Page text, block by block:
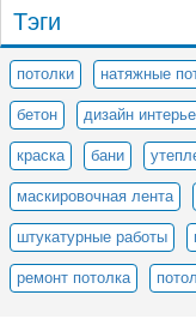
Тэги
потолки натяжные
бетон дизайн
краска бани
маскировочная лента
штукатурные работы
ремонт потолка